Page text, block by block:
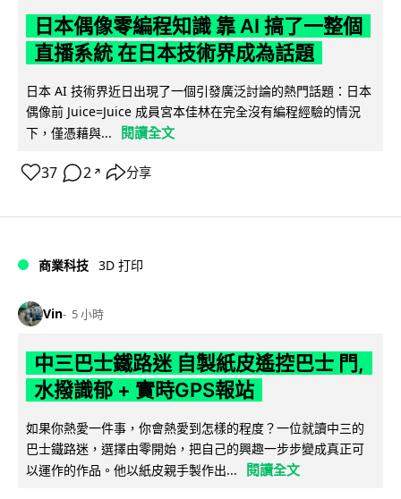
日本偶像零編程知識 靠 AI 搞了一整個
直播系統 在日本技術界成為話題
日本 AI 技術界近日出現了一個引發廣泛討論的熱門話題：日本
偶像前 Juice=Juice 成員宮本佳林在完全沒有編程經驗的情況
下，僅憑藉與...
閱讀全文
37 2 ↗ 分享
商業科技 3D 打印
Vin 5 小時
中三巴士鐵路迷 自製紙皮遙控巴士 門,
水撥識郁 + 實時GPS報站
如果你熱愛一件事，你會熱愛到怎樣的程度？一位就讀中三的
巴士鐵路迷，選擇由零開始，把自己的興趣一步步變成真正可
以運作的作品。他以紙皮親手製作出...
閱讀全文